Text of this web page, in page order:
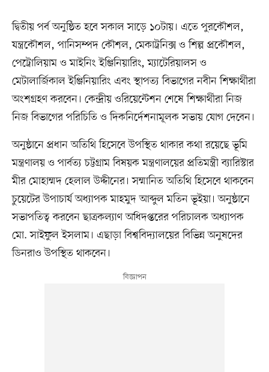
দ্বিতীয় পর্ব অনুষ্ঠিত হবে সকাল সাড়ে ১০টায়। এতে পুরকৌশল,
যন্ত্রকৌশল, পানিসম্পদ কৌশল, মেকাট্রনিক্স ও শিল্প প্রকৌশল,
পেট্রোলিয়াম ও মাইনিং ইঞ্জিনিয়ারিং, ম্যাটেরিয়ালস ও
মেটালার্জিকাল ইঞ্জিনিয়ারিং এবং স্থাপত্য বিভাগের নবীন শিক্ষার্থীরা
অংশগ্রহণ করবেন। কেন্দ্রীয় ওরিয়েন্টেশন শেষে শিক্ষার্থীরা নিজ
নিজ বিভাগের পরিচিতি ও দিকনির্দেশনামূলক সভায় যোগ দেবেন।
অনুষ্ঠানে প্রধান অতিথি হিসেবে উপস্থিত থাকার কথা রয়েছে ভূমি
মন্ত্রণালয় ও পার্বত্য চট্টগ্রাম বিষয়ক মন্ত্রণালয়ের প্রতিমন্ত্রী ব্যারিস্টার
মীর মোহাম্মদ হেলাল উদ্দীনের। সম্মানিত অতিথি হিসেবে থাকবেন
চুয়েটের উপাচার্য অধ্যাপক মাহমুদ আব্দুল মতিন ভূইয়া। অনুষ্ঠানে
সভাপতিত্ব করবেন ছাত্রকল্যাণ অধিদপ্তরের পরিচালক অধ্যাপক
মো. সাইফুল ইসলাম। এছাড়া বিশ্ববিদ্যালয়ের বিভিন্ন অনুষদের
ডিনরাও উপস্থিত থাকবেন।